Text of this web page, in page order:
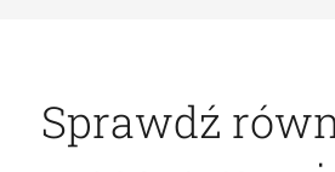
Sprawdź